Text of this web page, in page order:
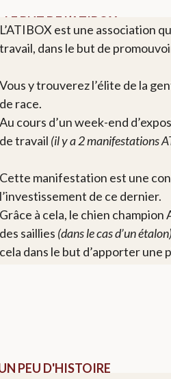
LE BUT DE L’ATIBOX
L’ATIBOX est une association
travail, dans le but de
Vous y trouverez l’élite de la
de race.
Au cours d’un week-end
de travail (il y a 2 manifestations
Cette manifestation est une
l’investissement de ce dernier.
Grâce à cela, le chien champion
des saillies (dans le cas d’un
cela dans le but d’apporter une
PEU D'HISTOIRE